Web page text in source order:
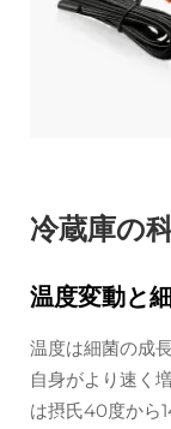
冷蔵庫の
温度変動と
温度は細菌の成
自身がより速く
は摂氏40度から